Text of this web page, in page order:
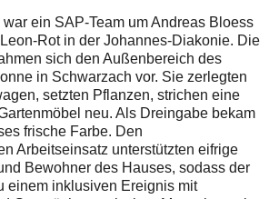
ein SAP-Team um Andreas Bloess
Rot in der Johannes-Diakonie. Die
sich den Außenbereich des
in Schwarzach vor. Sie zerlegten
setzten Pflanzen, strichen eine
neu. Als Dreingabe bekam
frische Farbe. Den
Arbeitseinsatz unterstützten eifrige
Bewohner des Hauses, sodass der
einem inklusiven Ereignis mit